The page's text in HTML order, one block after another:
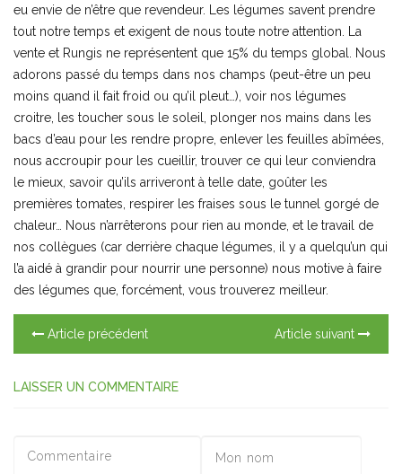
eu envie de n’être que revendeur. Les légumes savent prendre
tout notre temps et exigent de nous toute notre attention. La
vente et Rungis ne représentent que 15% du temps global. Nous
adorons passé du temps dans nos champs (peut-être un peu
moins quand il fait froid ou qu’il pleut…), voir nos légumes
croitre, les toucher sous le soleil, plonger nos mains dans les
bacs d’eau pour les rendre propre, enlever les feuilles abîmées,
nous accroupir pour les cueillir, trouver ce qui leur conviendra
le mieux, savoir qu’ils arriveront à telle date, goûter les
premières tomates, respirer les fraises sous le tunnel gorgé de
chaleur… Nous n’arrêterons pour rien au monde, et le travail de
nos collègues (car derrière chaque légumes, il y a quelqu’un qui
l’a aidé à grandir pour nourrir une personne) nous motive à faire
des légumes que, forcément, vous trouverez meilleur.
Article précédent Article suivant
LAISSER UN COMMENTAIRE